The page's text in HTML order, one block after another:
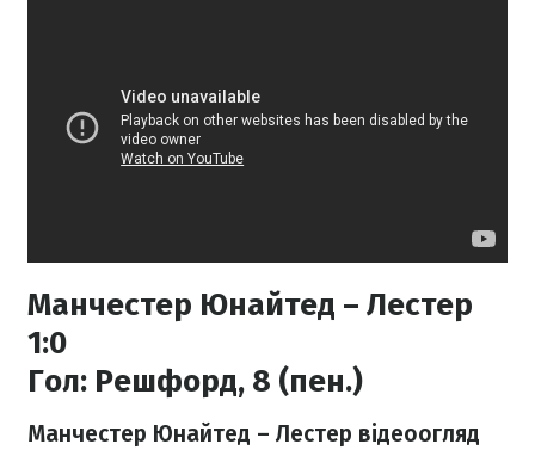
Манчестер Юнайтед – Лестер
1:0
Гол: Решфорд, 8 (пен.)
Манчестер Юнайтед – Лестер відеоогляд